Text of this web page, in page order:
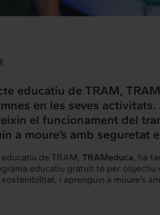
educatiu de TRAM,
en les seves
el funcionament del
a moure’s amb seguretat
de TRAM, TRAMeduca, ha
educatiu gratuït té per objectiu
sostenibilitat, i aprenguin a moure’s